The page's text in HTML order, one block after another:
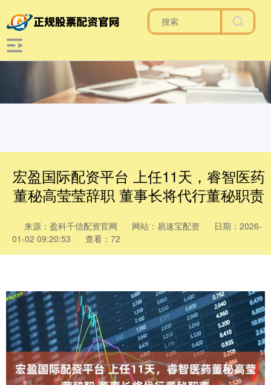
宏盈国际配资平台 上任11天，睿智医药
董秘高莹莹辞职 董事长将代行董秘职责
来源：盈科千信配资官网 网站：易速宝配资
日期：2026-
01-02 09:20:53
查看：72